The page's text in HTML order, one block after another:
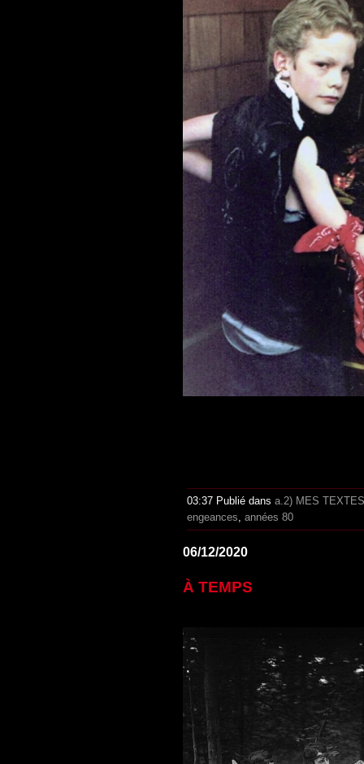
03:37 Publié dans a.2) MES TEXTES
engeances, années 80
06/12/2020
À TEMPS